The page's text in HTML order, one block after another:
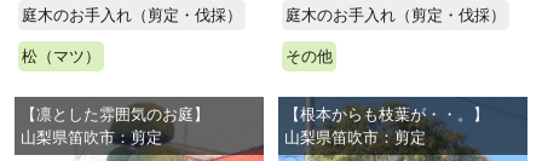
庭木のお手入れ（剪定・伐採）
松（マツ）
庭木のお手入れ（剪定・伐採）
その他
【凛とした雰囲気のお庭】
山梨県笛吹市：剪定
【根本からも枝葉が・・。】
山梨県笛吹市：剪定